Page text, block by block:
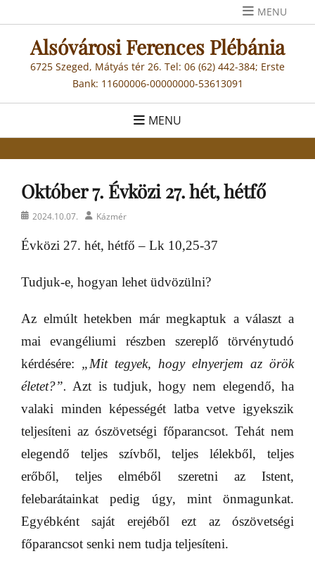
to
content
MENU
Alsóvárosi Ferences Plébánia
6725 Szeged, Mátyás tér 26. Tel: 06 (62) 442-384; Erste
Bank: 11600006-00000000-53613091
MENU
Október 7. Évközi 27. hét, hétfő
Posted2024.10.07. AuthorKázmér
Évközi 27. hét, hétfő – Lk 10,25-37
Tudjuk-e, hogyan lehet üdvözülni?
Az elmúlt hetekben már megkaptuk a választ a
mai evangéliumi részben szereplő törvénytudó
kérdésére: „Mit tegyek, hogy elnyerjem az örök
életet?”. Azt is tudjuk, hogy nem elegendő, ha
valaki minden képességét latba vetve igyekszik
teljesíteni az ószövetségi főparancsot. Tehát nem
elegendő teljes szívből, teljes lélekből, teljes
erőből, teljes elméből szeretni az Istent,
felebarátainkat pedig úgy, mint önmagunkat.
Egyébként saját erejéből ezt az ószövetségi
főparancsot senki nem tudja teljesíteni.